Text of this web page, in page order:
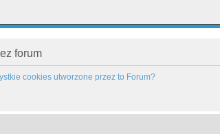
forum
cookies utworzone przez to Forum?